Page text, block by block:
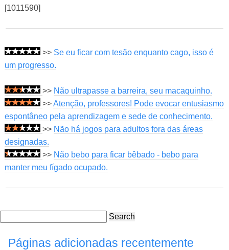
[1011590]
>> Se eu ficar com tesão enquanto cago, isso é
um progresso.
>> Não ultrapasse a barreira, seu macaquinho.
>>Atenção, professores! Pode evocar entusiasmo
espontâneo pela aprendizagem e sede de conhecimento.
>> Não há jogos para adultos fora das áreas
designadas.
>> Não bebo para ficar bêbado - bebo para
manter meu fígado ocupado.
Search
Páginas adicionadas recentemente